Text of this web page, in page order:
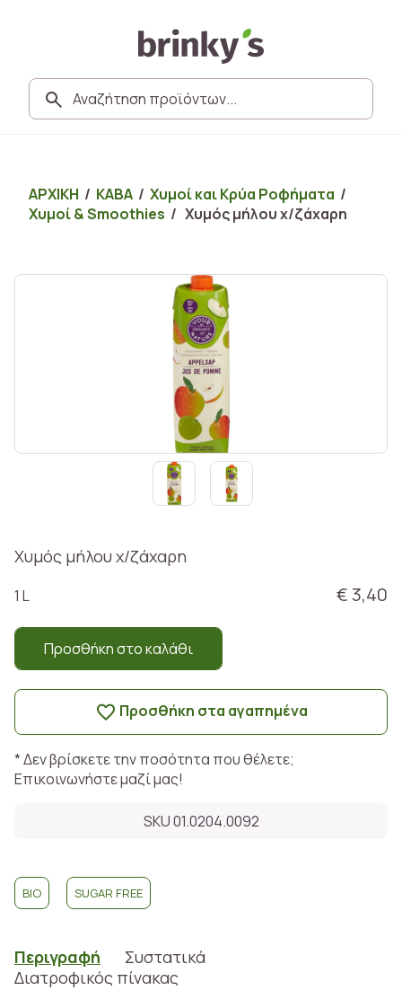
ΑΡΧΙΚΗ / ΚΑΒΑ / Χυμοί και Κρύα Ροφήματα /
Χυμοί & Smoothies / Χυμός μήλου χ/ζάχαρη
Χυμός μήλου χ/ζάχαρη
€ 3,40
1 L
Προσθήκη στο καλάθι
Προσθήκη στα αγαπημένα
* Δεν βρίσκετε την ποσότητα που θέλετε;
Επικοινωνήστε μαζί μας!
SKU 01.0204.0092
BIO SUGAR FREE
Περιγραφή
Συστατικά
Διατροφικός πίνακας